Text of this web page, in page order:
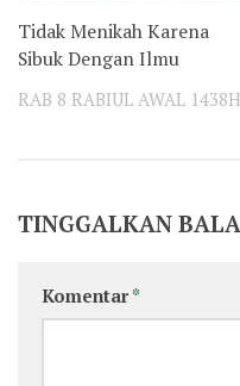
Tidak Menikah Karena
Sibuk Dengan Ilmu
RAB 8 RABIUL AWAL 1438H
TINGGALKAN
Komentar*